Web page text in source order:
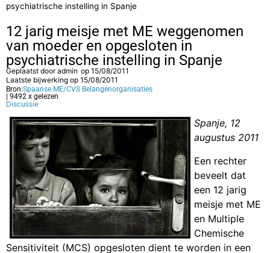
psychiatrische instelling in Spanje
12 jarig meisje met ME weggenomen
van moeder en opgesloten in
psychiatrische instelling in Spanje
Geplaatst dooradmin op 15/08/2011
Laatste bijwerking op 15/08/2011
Bron:Spaanse ME/CVS Belangenorganisaties
| 9492 x gelezen
Discussie
Spanje, 12
augustus 2011
Een rechter
beveelt dat
een 12 jarig
meisje met ME
en Multiple
Chemische
Sensitiviteit (MCS) opgesloten dient te worden in een